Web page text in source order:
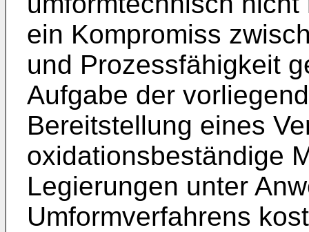
ein Kompromiss
und Prozessfähigkeit
Aufgabe der
Bereitstellung eines
oxidationsbeständige
Legierungen unter
Umformverfahrens